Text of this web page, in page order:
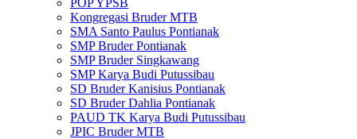
menu
Kongregasi Bruder MTB
SMA Santo Paulus Pontianak
SMP Bruder Pontianak
SMP Bruder Singkawang
SMP Karya Budi Putussibau
SD Bruder Kanisius Pontianak
SD Bruder Dahlia Pontianak
PAUD TK Karya Budi Putussibau
JPIC Bruder MTB